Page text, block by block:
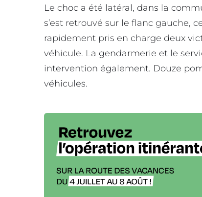
Le choc a été latéral, dans la
s’est retrouvé sur le flanc gauche,
rapidement pris en charge deux
véhicule. La gendarmerie et le
intervention également. Douze
véhicules.